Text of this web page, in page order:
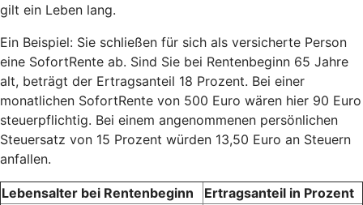
gilt ein Leben lang.
Ein Beispiel: Sie schließen für sich als versicherte Person
eine SofortRente ab. Sind Sie bei Rentenbeginn 65 Jahre
alt, beträgt der Ertragsanteil 18 Prozent. Bei einer
monatlichen SofortRente von 500 Euro wären hier 90 Euro
steuerpflichtig. Bei einem angenommenen persönlichen
Steuersatz von 15 Prozent würden 13,50 Euro an Steuern
anfallen.
Lebensalter bei Rentenbeginn
Ertragsanteil in Prozent